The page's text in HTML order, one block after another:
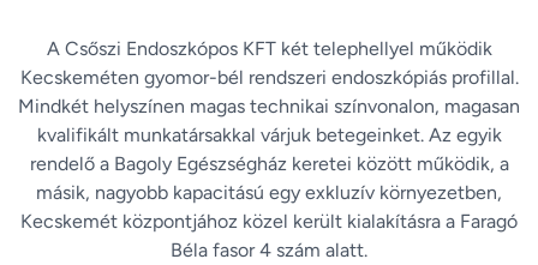
A Csőszi Endoszkópos KFT két telephellyel működik
Kecskeméten gyomor-bél rendszeri endoszkópiás profillal.
Mindkét helyszínen magas technikai színvonalon, magasan
kvalifikált munkatársakkal várjuk betegeinket. Az egyik
rendelő a Bagoly Egészségház keretei között működik, a
másik, nagyobb kapacitású egy exkluzív környezetben,
Kecskemét központjához közel került kialakításra a Faragó
Béla fasor 4 szám alatt.